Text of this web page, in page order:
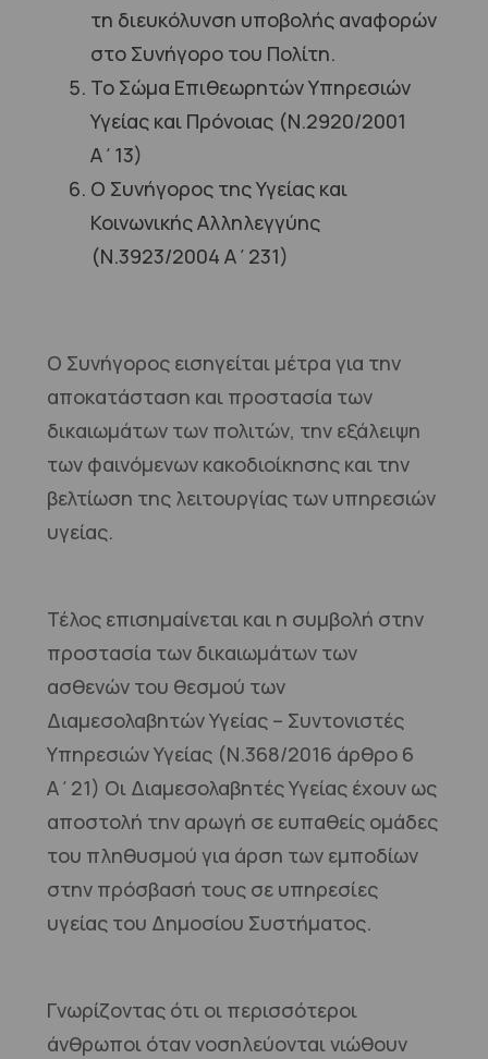
τη διευκόλυνση υποβολής αναφορών
στο Συνήγορο του Πολίτη.
Το Σώμα Επιθεωρητών Υπηρεσιών
Υγείας και Πρόνοιας (Ν.2920/2001
Α΄13)
Ο Συνήγορος της Υγείας και
Κοινωνικής Αλληλεγγύης
(Ν.3923/2004 Α΄231)
Ο Συνήγορος εισηγείται μέτρα για την
αποκατάσταση και προστασία των
δικαιωμάτων των πολιτών, την εξάλειψη
των φαινόμενων κακοδιοίκησης και την
βελτίωση της λειτουργίας των υπηρεσιών
υγείας.
Τέλος επισημαίνεται και η συμβολή στην
προστασία των δικαιωμάτων των
ασθενών του θεσμού των
Διαμεσολαβητών Υγείας – Συντονιστές
Υπηρεσιών Υγείας (Ν.368/2016 άρθρο 6
Α΄21) Οι Διαμεσολαβητές Υγείας έχουν ως
αποστολή την αρωγή σε ευπαθείς ομάδες
του πληθυσμού για άρση των εμποδίων
στην πρόσβασή τους σε υπηρεσίες
υγείας του Δημοσίου Συστήματος.
Γνωρίζοντας ότι οι περισσότεροι
άνθρωποι όταν νοσηλεύονται νιώθουν